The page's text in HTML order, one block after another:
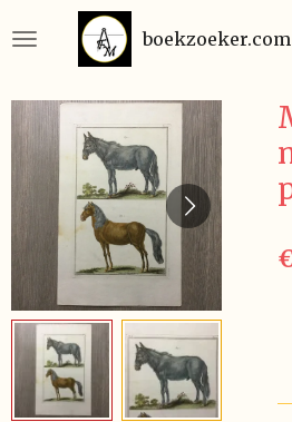
direct
de
hoofdinhoud